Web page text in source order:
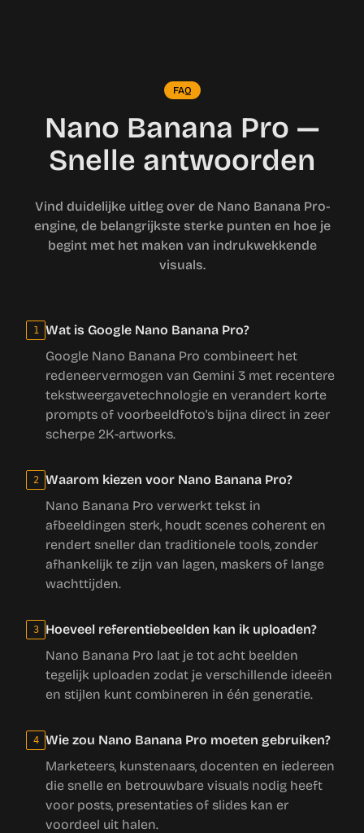
FAQ
Nano Banana Pro —
Snelle antwoorden
Vind duidelijke uitleg over de Nano Banana Pro-
engine, de belangrijkste sterke punten en hoe je
begint met het maken van indrukwekkende
visuals.
1
Wat is Google Nano Banana Pro?
Google Nano Banana Pro combineert het
redeneervermogen van Gemini 3 met recentere
tekstweergavetechnologie en verandert korte
prompts of voorbeeldfoto's bijna direct in zeer
scherpe 2K-artworks.
2
Waarom kiezen voor Nano Banana Pro?
Nano Banana Pro verwerkt tekst in
afbeeldingen sterk, houdt scenes coherent en
rendert sneller dan traditionele tools, zonder
afhankelijk te zijn van lagen, maskers of lange
wachttijden.
3
Hoeveel referentiebeelden kan ik uploaden?
Nano Banana Pro laat je tot acht beelden
tegelijk uploaden zodat je verschillende ideeën
en stijlen kunt combineren in één generatie.
4
Wie zou Nano Banana Pro moeten gebruiken?
Marketeers, kunstenaars, docenten en iedereen
die snelle en betrouwbare visuals nodig heeft
voor posts, presentaties of slides kan er
voordeel uit halen.